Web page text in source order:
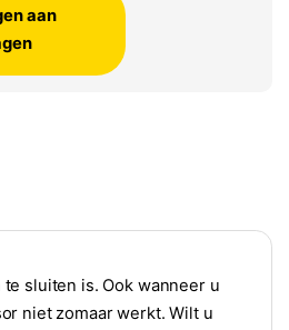
Skoda aantal
aan
sluiten is. Ook wanneer u
niet zomaar werkt. Wilt u